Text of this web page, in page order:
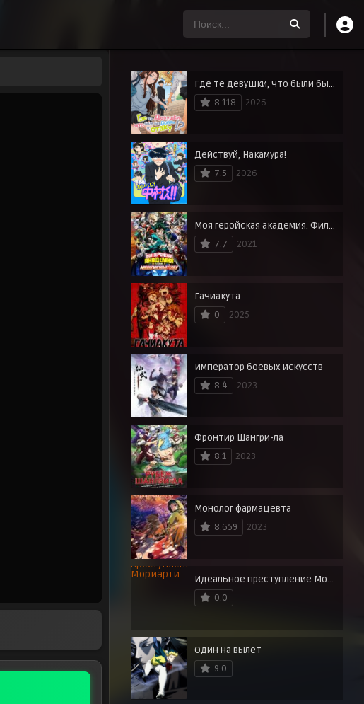
Где те девушки, что были бы добры к отаку?
8.118
2026
Действуй, Накамура!
7.5
2026
Моя геройская академия. Фильм 3: Миссия мировых героев
7.7
2021
Гачиакута
0
2025
Император боевых искусств
8.4
2023
Фронтир Шангри-ла
8.1
2023
Монолог фармацевта
8.659
2023
Идеальное преступление Мориарти
0.0
Один на вылет
9.0